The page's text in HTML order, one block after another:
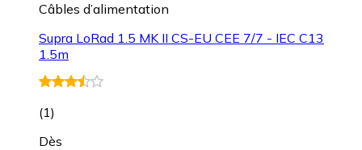
Câbles d’alimentation
Supra LoRad 1.5 MK II CS-EU CEE 7/7 - IEC C13
1.5m
(1)
Dès